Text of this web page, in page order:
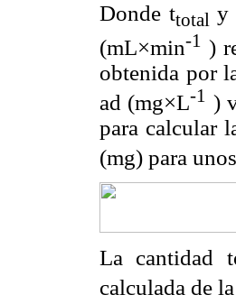
Donde ttotal y
(mL×min-1 )
obtenida por
ad (mg×L-1 )
para calcular
(mg) para
La cantidad
calculada de